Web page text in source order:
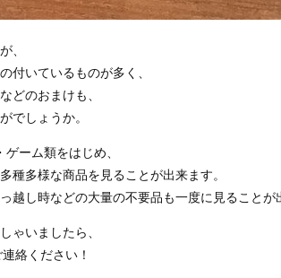
、
付いているものが多く、
どのおまけも、
でしょうか。
ーム類をはじめ、
種多様な商品を見ることが出来ます。
越し時などの大量の不要品も一度に見ることが
ゃいましたら、
絡ください！